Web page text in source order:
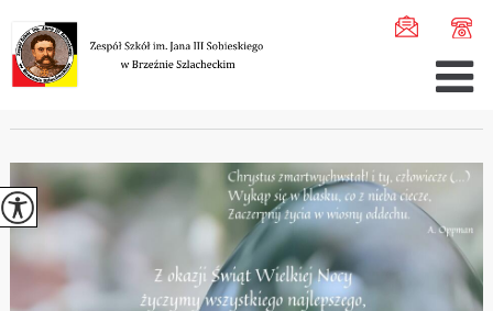
Życzenia na Wielkano ...
ŻYCZENIA NA WIELKANOC